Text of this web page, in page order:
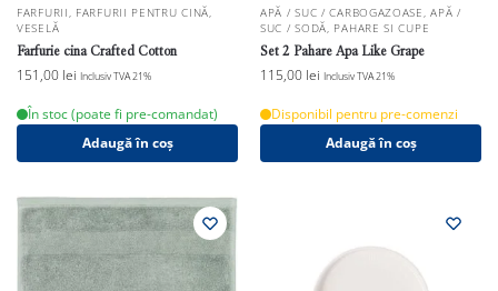
FARFURII, FARFURII PENTRU CINĂ,
VESELĂ
Farfurie cina Crafted Cotton
151,00 lei Inclusiv TVA 21%
În stoc (poate fi pre-comandat)
Adaugă în coș
APĂ / SUC / CARBOGAZOASE,APĂ /
SUC / SODĂ, PAHARE SI CUPE
Set 2 Pahare Apa Like Grape
115,00 lei Inclusiv TVA 21%
Disponibil pentru pre-comenzi
Adaugă în coș